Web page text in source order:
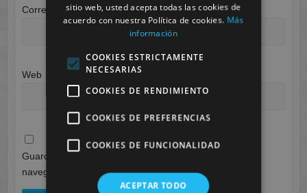
Correo electrónico *
Web
Guarda mi nombre, correo electrónico y web en este
navegador para la próxima vez que comente.
sitio web, usted acepta todas las cookies de
acuerdo con nuestra Política de cookies. Más
información
COOKIES ESTRICTAMENTE
NECESARIAS
COOKIES DE RENDIMIENTO
COOKIES DE PREFERENCIAS
COOKIES DE FUNCIONALIDAD
ACEPTAR TODO